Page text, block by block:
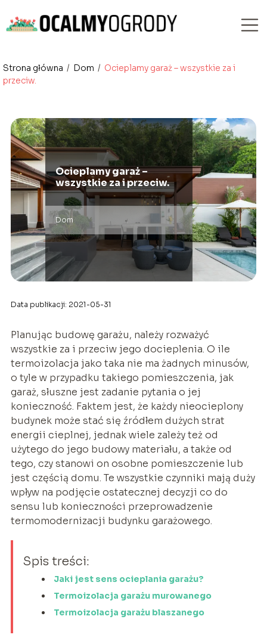
Strona główna / Dom / Ocieplamy garaż – wszystkie za i
przeciw.
Ocieplamy garaż –
wszystkie za i przeciw.
Dom
Data publikacji: 2021-05-31
Planując budowę garażu, należy rozważyć
wszystkie za i przeciw jego docieplenia. O ile
termoizolacja jako taka nie ma żadnych minusów,
o tyle w przypadku takiego pomieszczenia, jak
garaż, słuszne jest zadanie pytania o jej
konieczność. Faktem jest, że każdy nieocieplony
budynek może stać się źródłem dużych strat
energii cieplnej, jednak wiele zależy też od
użytego do jego budowy materiału, a także od
tego, czy stanowi on osobne pomieszczenie lub
jest częścią domu. Te wszystkie czynniki mają duży
wpływ na podjęcie ostatecznej decyzji co do
sensu lub konieczności przeprowadzenie
termomodernizacji budynku garażowego.
Spis treści:
Jaki jest sens ocieplania garażu?
Termoizolacja garażu murowanego
Termoizolacja garażu blaszanego